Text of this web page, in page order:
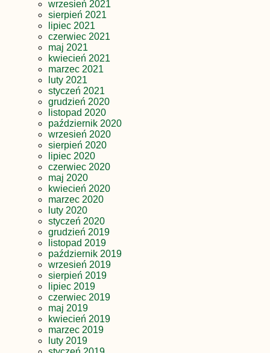
wrzesień 2021
sierpień 2021
lipiec 2021
czerwiec 2021
maj 2021
kwiecień 2021
marzec 2021
luty 2021
styczeń 2021
grudzień 2020
listopad 2020
październik 2020
wrzesień 2020
sierpień 2020
lipiec 2020
czerwiec 2020
maj 2020
kwiecień 2020
marzec 2020
luty 2020
styczeń 2020
grudzień 2019
listopad 2019
październik 2019
wrzesień 2019
sierpień 2019
lipiec 2019
czerwiec 2019
maj 2019
kwiecień 2019
marzec 2019
luty 2019